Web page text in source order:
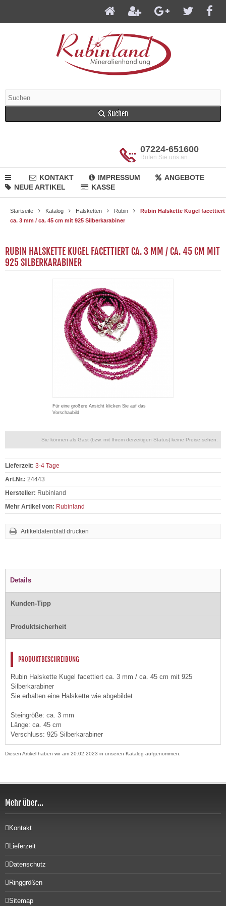
Suchen
07224-651600
Rufen Sie uns an
KONTAKT IMPRESSUM
ANGEBOTE
NEUE ARTIKEL
KASSE
Startseite Katalog Halsketten Rubin
Rubin Halskette Kugel facettiert
ca. 3 mm / ca. 45 cm mit 925 Silberkarabiner
RUBIN HALSKETTE KUGEL FACETTIERT CA. 3 MM / CA. 45 CM MIT
925 SILBERKARABINER
Für eine größere Ansicht klicken Sie auf das
Vorschaubild
Sie können als Gast (bzw. mit Ihrem derzeitigen Status) keine Preise sehen.
Lieferzeit: 3-4 Tage
Art.Nr.: 24443
Hersteller: Rubinland
Mehr Artikel von: Rubinland
Artikeldatenblatt drucken
Details
Kunden-Tipp
Produktsicherheit
PRODUKTBESCHREIBUNG
Rubin Halskette Kugel facettiert ca. 3 mm / ca. 45 cm mit 925
Silberkarabiner
Sie erhalten eine Halskette wie abgebildet
Steingröße: ca. 3 mm
Länge: ca. 45 cm
Verschluss: 925 Silberkarabiner
Diesen Artikel haben wir am 20.02.2023 in unseren Katalog aufgenommen.
Mehr über...
Kontakt
Lieferzeit
Datenschutz
Ringgrößen
Sitemap